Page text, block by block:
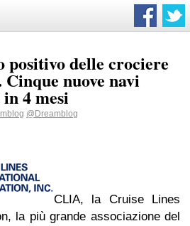
delle crociere
nuove navi
4 mesi
@Dreamblog
CLIA, la Cruise Lines
la più grande associazione del